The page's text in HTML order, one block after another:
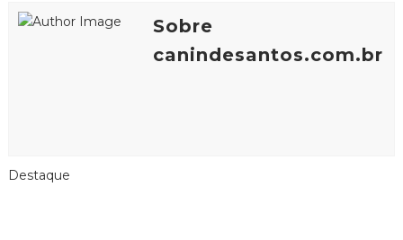
Sobre
canindesantos.com.br
Destaque